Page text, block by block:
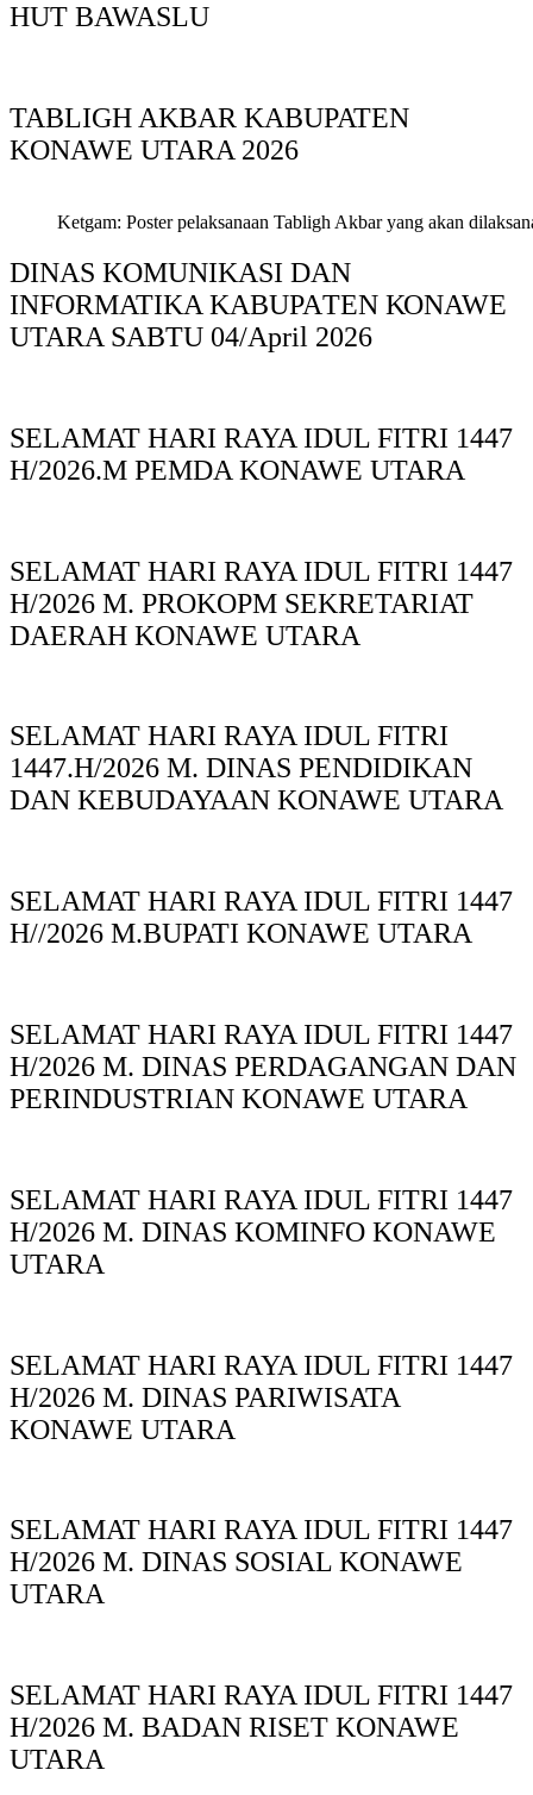
HUT BAWASLU
TABLIGH AKBAR KABUPATEN
KONAWE UTARA 2026
Ketgam: Poster pelaksanaan Tabligh Akbar yang akan
DINAS KOMUNIKASI DAN
INFORMATIKA KABUPAΤΕΝ ΚΟNAWE
UTARA SABTU 04/April 2026
SELAMAT HARI RAYA IDUL FITRI 1447
H/2026.M PEMDA KONAWE UTARA
SELAMAT HARI RAYA IDUL FITRI 1447
H/2026 M. PROKOPM SEKRETARIAT
DAERAH KONAWE UTARA
SELAMAT HARI RAYA IDUL FITRI
1447.H/2026 M. DINAS PENDIDIKAN
DAN KEBUDAYAAN KONAWE UTARA
SELAMAT HARI RAYA IDUL FITRI 1447
H//2026 M.BUPATI KONAWE UTARA
SELAMAT HARI RAYA IDUL FITRI 1447
H/2026 M. DINAS PERDAGANGAN DAN
PERINDUSTRIAN KONAWE UTARA
SELAMAT HARI RAYA IDUL FITRI 1447
H/2026 M. DINAS KOMINFO KONAWE
UTARA
SELAMAT HARI RAYA IDUL FITRI 1447
H/2026 M. DINAS PARIWISATA
KONAWE UTARA
SELAMAT HARI RAYA IDUL FITRI 1447
H/2026 M. DINAS SOSIAL KONAWE
UTARA
SELAMAT HARI RAYA IDUL FITRI 1447
H/2026 M. BADAN RISET KONAWE
UTARA